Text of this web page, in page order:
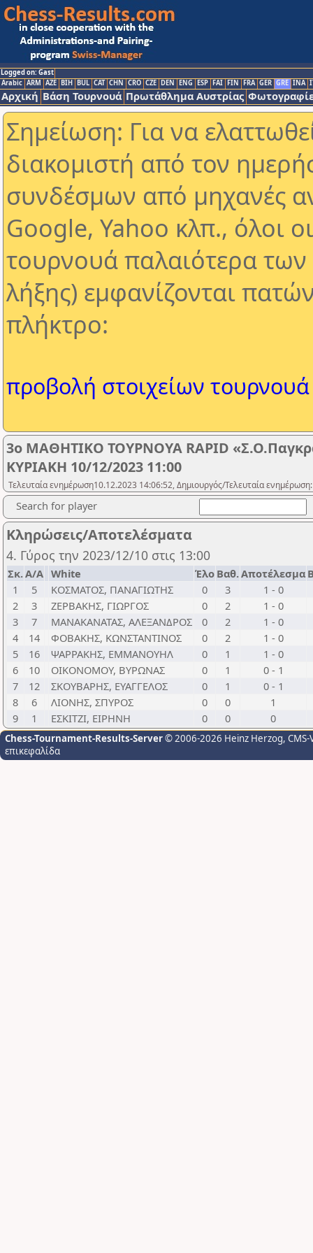
Logged on: Gast
Arabic ARM AZE BIH BUL CAT CHN CRO CZE DEN ENG ESP FAI FIN FRA GER GRE INA
Αρχική Βάση Τουρνουά Πρωτάθλημα Αυστρίας
Σημείωση: Για να
διακομιστή από τον
συνδέσμων από μηχανές
Google, Yahoo κλπ., όλοι
τουρνουά παλαιότερα
λήξης) εμφανίζονται
πλήκτρο:
προβολή στοιχείων τουρνουά
3ο ΜΑΘΗΤΙΚΟ ΤΟΥΡΝΟΥΑ RAPID
ΚΥΡΙΑΚΗ 10/12/2023 11:00
Τελευταία ενημέρωση10.12.2023 14:06:52, Δημιουργός/Τελευταία
Search for player
Κληρώσεις/Αποτελέσματα
4. Γύρος την 2023/12/10 στις 13:00
Σκ.Α/Α White Έλο Βαθ.Αποτέλεσμα
1
5 ΚΟΣΜΑΤΟΣ, ΠΑΝΑΓΙΩΤΗΣ 0 3
1 - 0
2
3 ΖΕΡΒΑΚΗΣ, ΓΙΩΡΓΟΣ 0 2
1 - 0
3
7 ΜΑΝΑΚΑΝΑΤΑΣ, ΑΛΕΞΑΝΔΡΟΣ 0 2
1 - 0
4
14 ΦΟΒΑΚΗΣ, ΚΩΝΣΤΑΝΤΙΝΟΣ 0 2
1 - 0
5
16 ΨΑΡΡΑΚΗΣ, ΕΜΜΑΝΟΥΗΛ 0 1
1 - 0
6
10 ΟΙΚΟΝΟΜΟΥ, ΒΥΡΩΝΑΣ 0 1
0 - 1
7
12 ΣΚΟΥΒΑΡΗΣ, ΕΥΑΓΓΕΛΟΣ 0 1
0 - 1
8
6 ΛΙΟΝΗΣ, ΣΠΥΡΟΣ 0 0
1
9
1 ΕΣΚΙΤΖΙ, ΕΙΡΗΝΗ 0 0 0
Chess-Tournament-Results-Server© 2006-2026 Heinz Herzog,
επικεφαλίδα